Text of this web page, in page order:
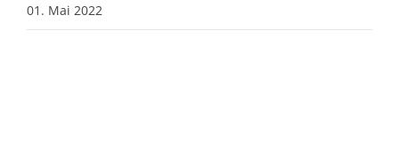
01. Mai 2022